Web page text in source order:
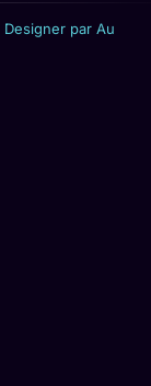
Designer par Au